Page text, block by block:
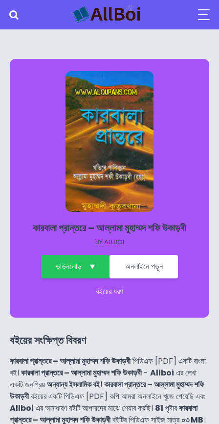
কারবালা প্রান্তরে – আল্লামা মুহাম্মদ শফি উকাড়বী
BYALLBOI
ডাউনলোড অনলাইনে পড়ুন
বইয়ের ধরণ
বইয়ের সংক্ষিপ্ত বিবরণ
কারবালা প্রান্তরে – আল্লামা মুহাম্মদ শফি উকাড়বীপিডিএফ [PDF] একটি বাংলা
বই। কারবালা প্রান্তরে – আল্লামা মুহাম্মদ শফি উকাড়বী- Allboi এর লেখা
একটি জনপ্রিয়অন্যান্য ইসলামিক বই। কারবালা প্রান্তরে – আল্লামা মুহাম্মদ শফি
উকাড়বীবইয়ের একটি পিডিএফ [PDF] কপি আমরা অনলাইনে খুজে পেয়েছি এবং
Allboi এর অসাধারণ বইটি আপনাদের মাঝে শেয়ার করছি। 81 পৃষ্টারকারবালা
প্রান্তরে – আল্লামা মুহাম্মদ শফি উকাড়বীবইটির পিডিএফ সাইজ মাত্র০৩ MB।